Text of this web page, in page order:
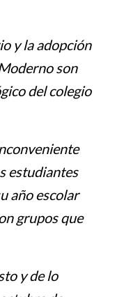
y la adopción
son
del colegio
estudiantes
año escolar
grupos que
y de lo